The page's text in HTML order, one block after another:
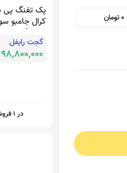
0 تومان
پک تفنگ
کرال جامبو
تجهیزات کامل
گجت رایفل
98,800,000 تومان
در 1 فروشگاه